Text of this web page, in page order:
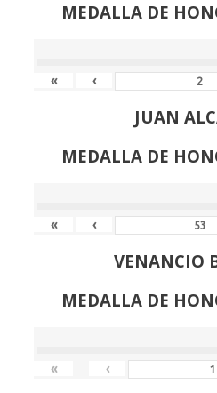
MEDALLA DE
« ‹
JUAN
MEDALLA DE
« ‹
VENANCIO
MEDALLA DE
« ‹